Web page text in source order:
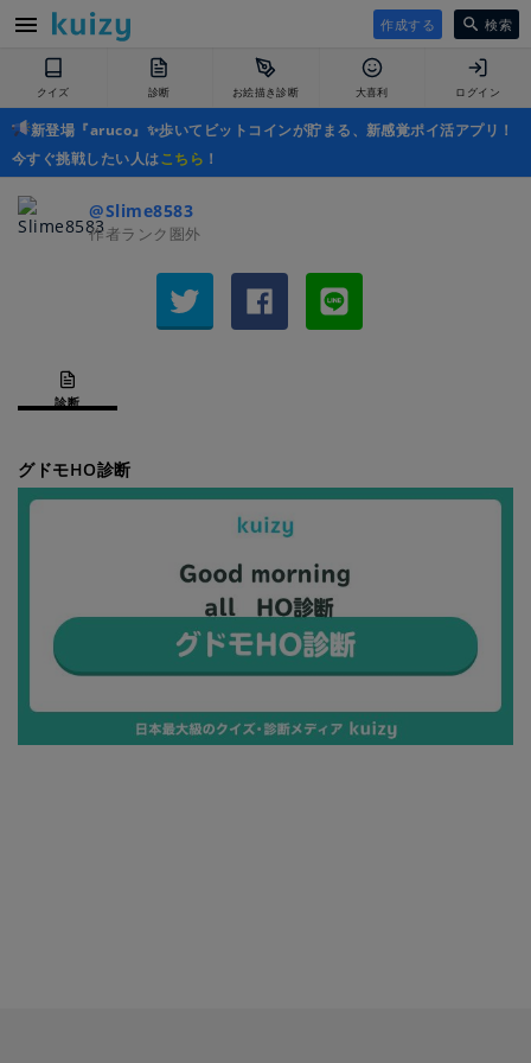
作成する 検索
クイズ 診断 お絵描き診断 大喜利 ログイン
新登場『aruco』✨歩いてビットコインが貯まる、新感覚ポイ活アプリ！
今すぐ挑戦したい人はこちら ！
@Slime8583
作者ランク圏外
診断
グドモHO診断